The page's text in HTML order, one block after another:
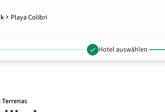
Playa Colibri
Hotel auswählen
Terrenas